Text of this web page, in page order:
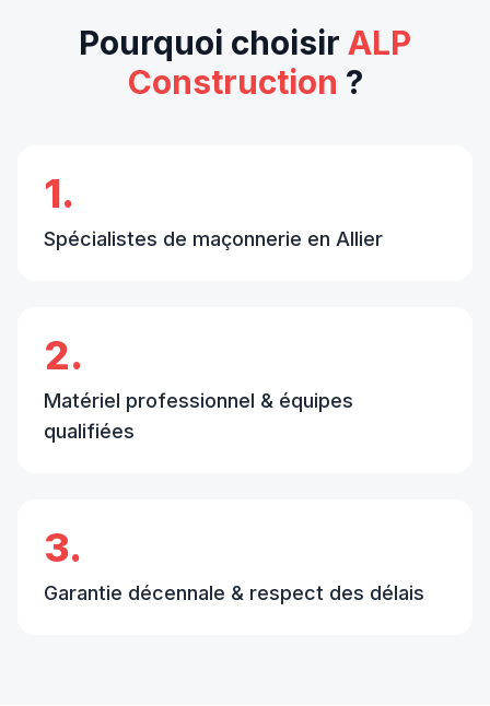
Pourquoi choisir ALP
Construction ?
1.
Spécialistes de maçonnerie en Allier
2.
Matériel professionnel & équipes
qualifiées
3.
Garantie décennale & respect des délais